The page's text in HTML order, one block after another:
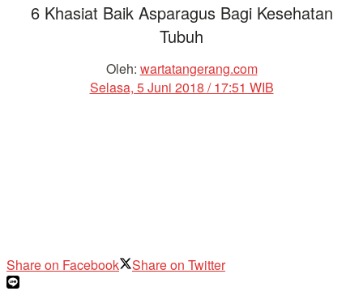
6 Khasiat Baik Asparagus Bagi Kesehatan
Tubuh
Oleh: wartatangerang.com
Selasa, 5 Juni 2018 / 17:51 WIB
Share on Facebook Share on Twitter